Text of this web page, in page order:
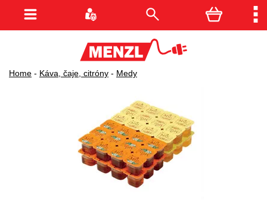
Home - Káva, čaje, citróny - Medy